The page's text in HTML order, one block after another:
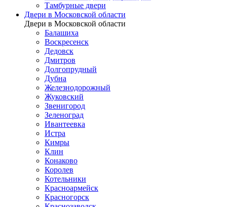
Тамбурные двери
Двери в Московской области
Двери в Московской области
Балашиха
Воскресенск
Дедовск
Дмитров
Долгопрудный
Дубна
Железнодорожный
Жуковский
Звенигород
Зеленоград
Ивантеевка
Истра
Кимры
Клин
Конаково
Королев
Котельники
Красноармейск
Красногорск